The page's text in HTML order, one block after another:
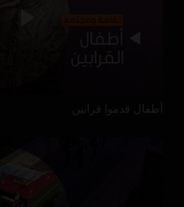
أطفال قدموا قرابين